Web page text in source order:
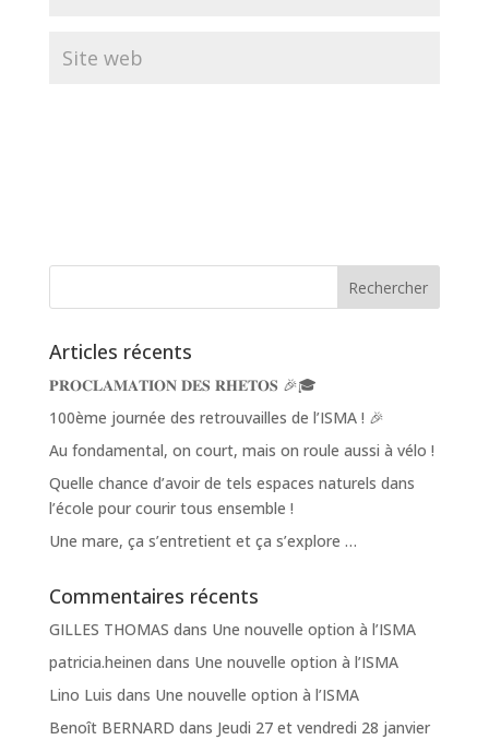
Articles récents
𝐏𝐑𝐎𝐂𝐋𝐀𝐌𝐀𝐓𝐈𝐎𝐍 𝐃𝐄𝐒 𝐑𝐇𝐄𝐓𝐎𝐒 🎉🎓
100ème journée des retrouvailles de l’ISMA ! 🎉
Au fondamental, on court, mais on roule aussi à vélo !
Quelle chance d’avoir de tels espaces naturels dans
l’école pour courir tous ensemble !
Une mare, ça s’entretient et ça s’explore …
Commentaires récents
GILLES THOMAS dans Une nouvelle option à l’ISMA
patricia.heinen dans Une nouvelle option à l’ISMA
Lino Luis dans Une nouvelle option à l’ISMA
Benoît BERNARD dans Jeudi 27 et vendredi 28 janvier